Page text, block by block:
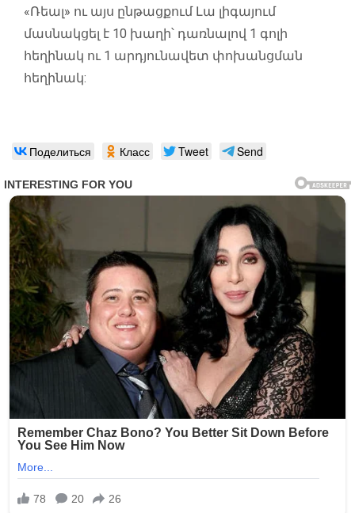
«Ռեալ» ու այս ընթացքում Լա լիգայում
մասնակցել է 10 խաղի՝ դառնալով 1 գոլի
հեղինակ ու 1 արդյունավետ փոխանցման
հեղինակ:
Поделиться Класс Tweet Send